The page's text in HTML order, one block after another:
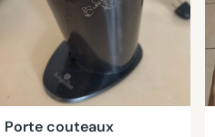
Porte couteaux